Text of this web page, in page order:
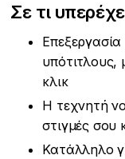
Σε τι
υπότιτλους,
κλικ
Η τεχνητή
στιγμές σου
Κατάλληλο